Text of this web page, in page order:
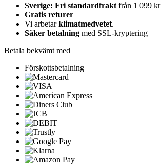
Sverige: Fri standardfrakt från 1 099 kr
Gratis returer
Vi arbetarklimatmedvetet.
Säker betalning med SSL-kryptering
Betala bekvämt med
Förskottsbetalning